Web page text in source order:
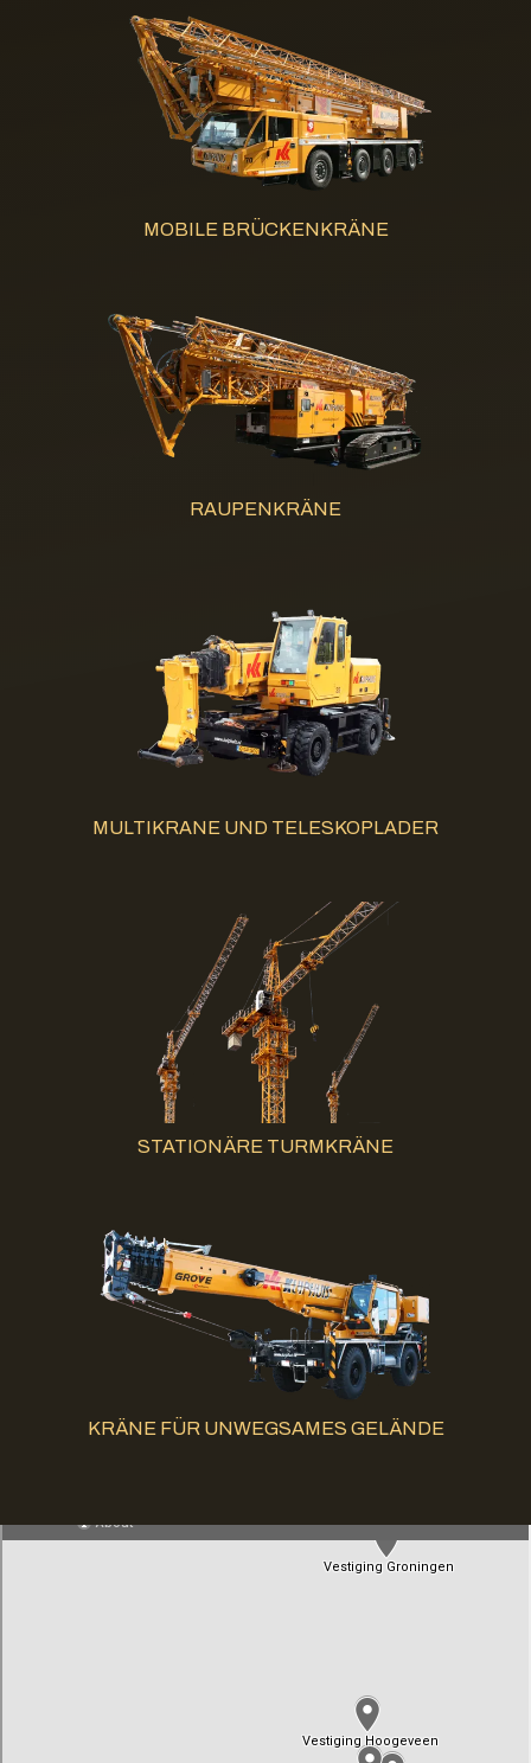
MOBILE BRÜCKENKRÄNE
RAUPENKRÄNE
MULTIKRANE UND TELESKOPLADER
STATIONÄRE TURMKRÄNE
KRÄNE FÜR UNWEGSAMES GELÄNDE